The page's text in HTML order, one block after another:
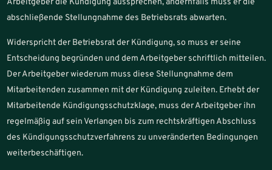
Arbeitgeber die Kündigung aussprechen, andernfalls muss er die
abschließende Stellungnahme des Betriebsrats abwarten.
Widerspricht der Betriebsrat der Kündigung, so muss er seine
Entscheidung begründen und dem Arbeitgeber schriftlich mitteilen.
Der Arbeitgeber wiederum muss diese Stellungnahme dem
Mitarbeitenden zusammen mit der Kündigung zuleiten. Erhebt der
Mitarbeitende Kündigungsschutzklage, muss der Arbeitgeber ihn
regelmäßig auf sein Verlangen bis zum rechtskräftigen Abschluss
des Kündigungsschutzverfahrens zu unveränderten Bedingungen
weiterbeschäftigen.